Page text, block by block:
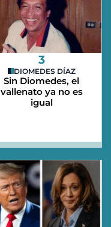
3
DIOMEDES DÍAZ
Sin Diomedes, el
vallenato ya no es
igual